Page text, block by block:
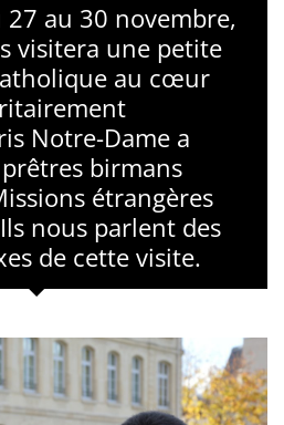
au 30 novembre,
visitera une petite
au cœur
Notre-Dame a
birmans
étrangères
nous parlent des
de cette visite.